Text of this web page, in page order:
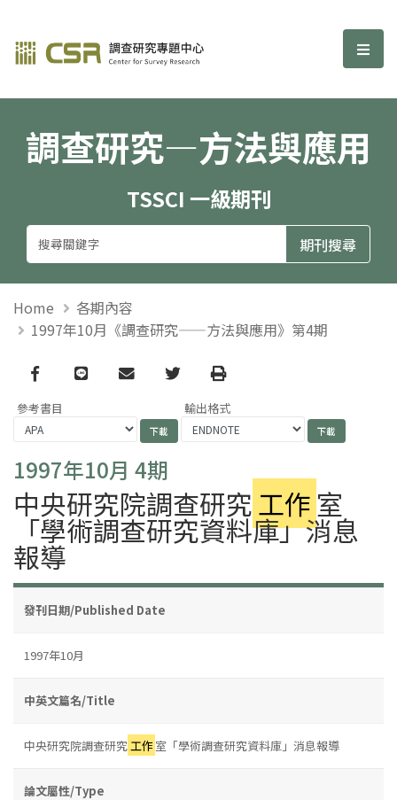
調查研究—方法與應用期刊 選
調查研究—方法與應用
TSSCI 一級期刊
Home
各期內容
1997年10月《調查研究——方法與應用》第4期
Facebook
line email TwitterPrint
參考書目 輸出格式
1997年10月 4期
中央研究院調查研究工作 室
「學術調查研究資料庫」消息
報導
發刊日期/Published Date
1997年10月
中英文篇名/Title
中央研究院調查研究 工作 室「學術調查研究資料庫」消息報導
論文屬性/Type